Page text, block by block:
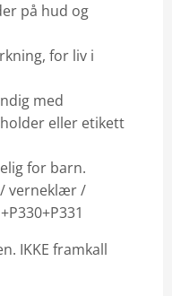
på hud og
for liv i
med
eller etikett
for barn.
/ verneklær /
IKKE framkall